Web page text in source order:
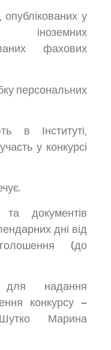
у
іноземних
фахових
персональних
в Інституті,
у конкурсі
документів
дні від
(до
для надання
конкурсу –
Марина